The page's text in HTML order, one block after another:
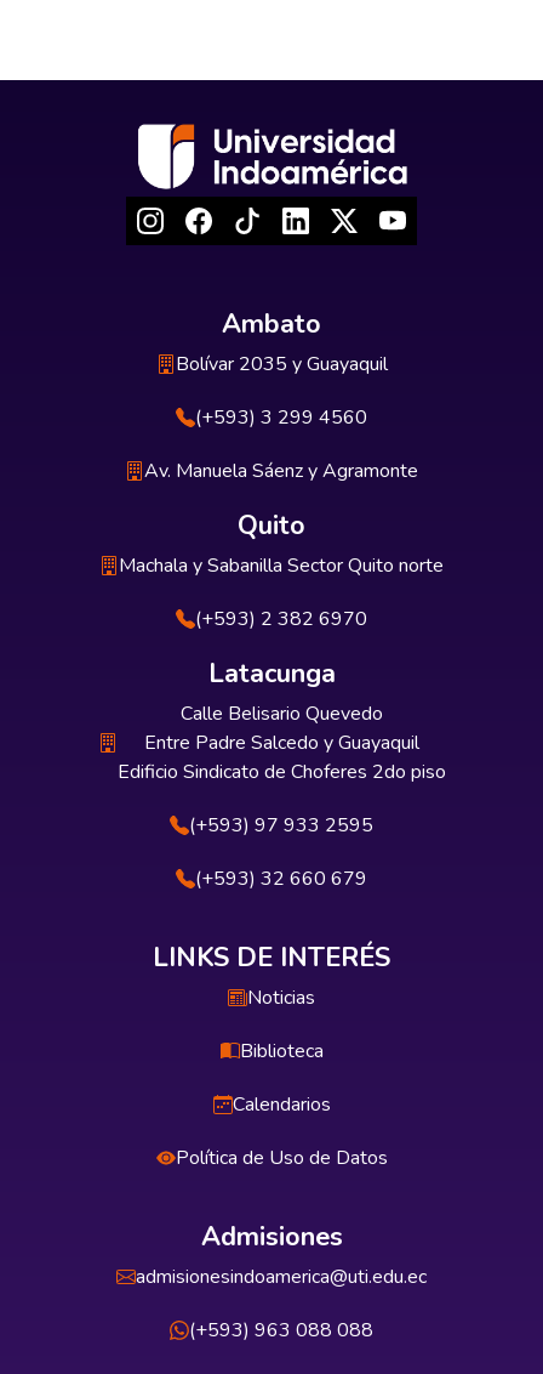
Ambato
Bolívar 2035 y Guayaquil
(+593) 3 299 4560
Av. Manuela Sáenz y Agramonte
Quito
Machala y Sabanilla Sector Quito norte
(+593) 2 382 6970
Latacunga
Calle Belisario Quevedo
Entre Padre Salcedo y Guayaquil
Edificio Sindicato de Choferes 2do piso
(+593) 97 933 2595
(+593) 32 660 679
LINKS DE INTERÉS
Noticias
Biblioteca
Calendarios
Política de Uso de Datos
Admisiones
admisionesindoamerica@uti.edu.ec
(+593) 963 088 088